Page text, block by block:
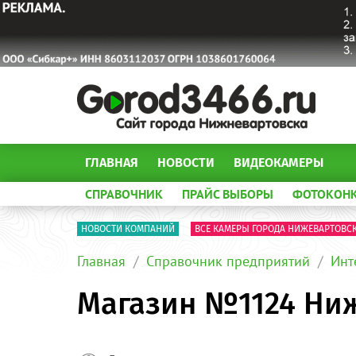
ГЛАВНАЯ НОВОСТИ ВИДЕОКАМЕРЫ
СПРАВОЧНИК ПРАЙС ВЫБОРЫ
НОВОСТИ КОМПАНИЙ ВСЕ КАМЕРЫ ГОРОДА
Главная Справочник предприятий
Магазин №1124